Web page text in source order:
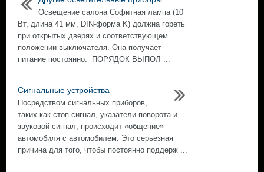
Освещение салона Софитная лампа (10
Вт, длина 41 мм, DIN-форма K) должна гореть
при открытых дверях и соответствующем
положении выключателя. Она получает
питание постоянно. ПОРЯДОК ВЫПОЛ ...
Сигнальные устройства
Посредством сигнальных приборов,
таких как стоп-сигнал, указатели поворота и
звуковой сигнал, происходит «общение»
автомобиля с автомобилем. Это серьезная
причина для того, чтобы постоянно поддерж ...